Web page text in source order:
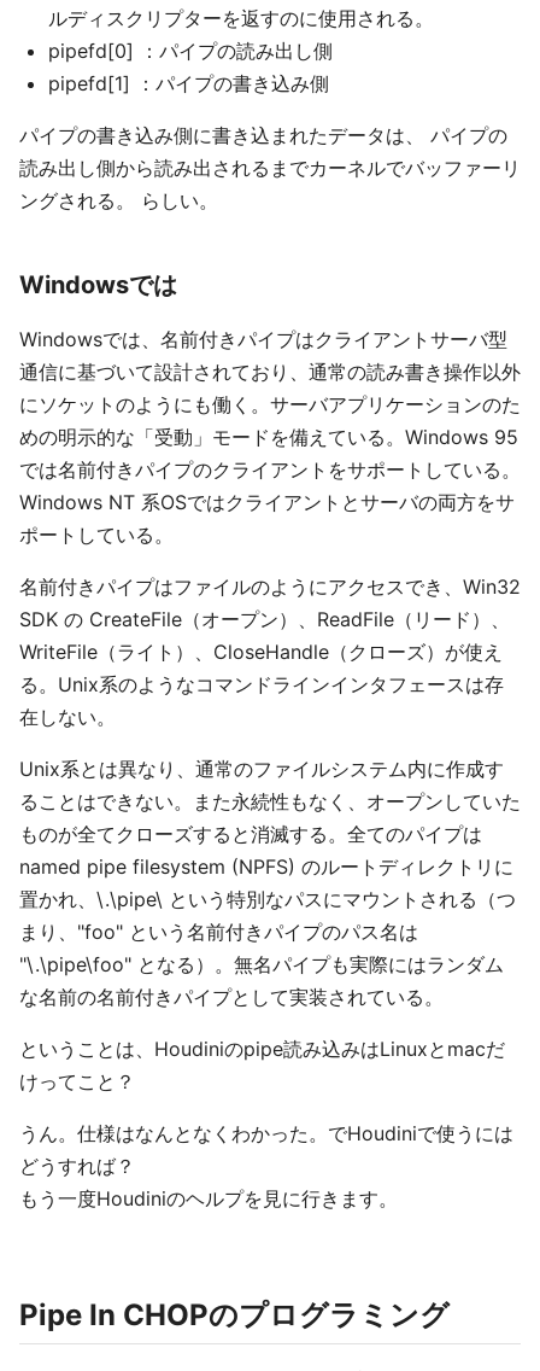
ルディスクリプターを返すのに使用される。
pipefd[0] ：パイプの読み出し側
pipefd[1] ：パイプの書き込み側
パイプの書き込み側に書き込まれたデータは、 パイプの
読み出し側から読み出されるまでカーネルでバッファーリ
ングされる。 らしい。
Windowsでは
Windowsでは、名前付きパイプはクライアントサーバ型
通信に基づいて設計されており、通常の読み書き操作以外
にソケットのようにも働く。サーバアプリケーションのた
めの明示的な「受動」モードを備えている。Windows 95
では名前付きパイプのクライアントをサポートしている。
Windows NT 系OSではクライアントとサーバの両方をサ
ポートしている。
名前付きパイプはファイルのようにアクセスでき、Win32
SDK の CreateFile（オープン）、ReadFile（リード）、
WriteFile（ライト）、CloseHandle（クローズ）が使え
る。Unix系のようなコマンドラインインタフェースは存
在しない。
Unix系とは異なり、通常のファイルシステム内に作成す
ることはできない。また永続性もなく、オープンしていた
ものが全てクローズすると消滅する。全てのパイプは
named pipe filesystem (NPFS) のルートディレクトリに
置かれ、\.\pipe\ という特別なパスにマウントされる（つ
まり、"foo" という名前付きパイプのパス名は
"\.\pipe\foo" となる）。無名パイプも実際にはランダム
な名前の名前付きパイプとして実装されている。
ということは、Houdiniのpipe読み込みはLinuxとmacだ
けってこと？
うん。仕様はなんとなくわかった。でHoudiniで使うには
どうすれば？
もう一度Houdiniのヘルプを見に行きます。
Pipe In CHOPのプログラミング